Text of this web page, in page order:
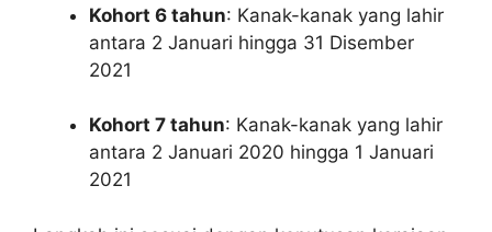
Kohort 6 tahun: Kanak-kanak yang lahir
antara 2 Januari hingga 31 Disember
2021
Kohort 7 tahun: Kanak-kanak yang lahir
antara 2 Januari 2020 hingga 1 Januari
2021